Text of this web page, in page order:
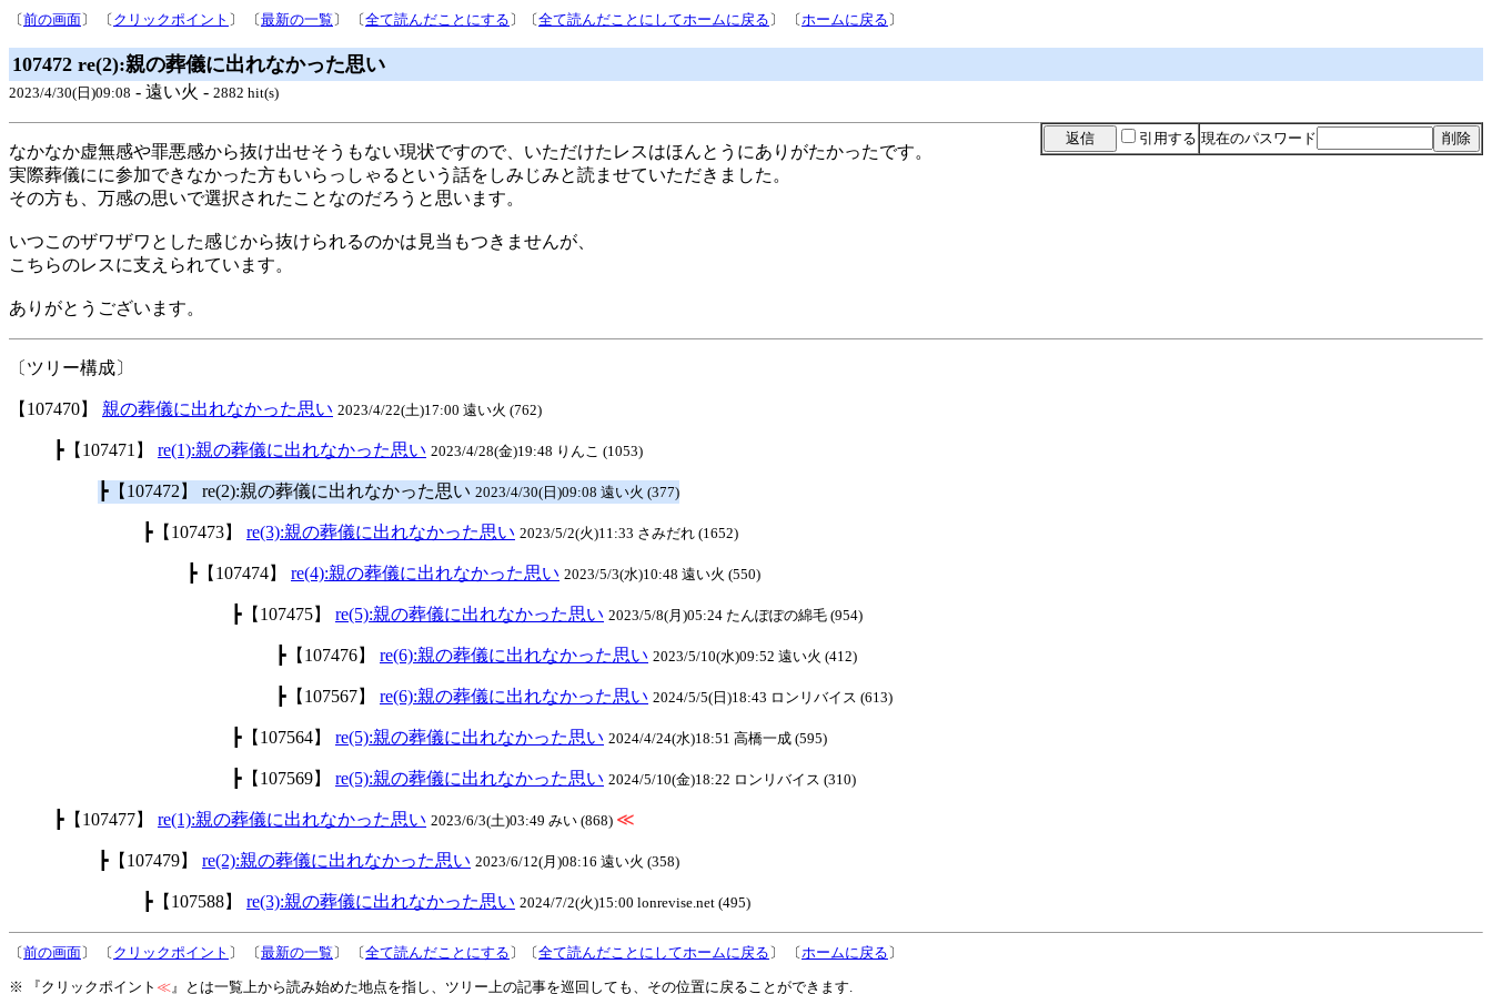
〔前の画面〕 〔 クリックポイント 〕 〔最新の一覧 〕 〔全て読んだことにする 〕〔全て読んだことにしてホームに戻る 〕 〔ホームに戻る 〕
107472 re(2):親の葬儀に出れなかった思い
2023/4/30(日)09:08 - 遠い火 - 2882 hit(s)
引用する 現在のパスワード
なかなか虚無感や罪悪感から抜け出せそうもない現状ですので、いただけたレスはほんとうにありがたかったです。
実際葬儀にに参加できなかった方もいらっしゃるという話をしみじみと読ませていただきました。
その方も、万感の思いで選択されたことなのだろうと思います。
いつこのザワザワとした感じから抜けられるのかは見当もつきませんが、
こちらのレスに支えられています。
ありがとうございます。
〔ツリー構成〕
【107470】 親の葬儀に出れなかった思い 2023/4/22(土)17:00 遠い火 (762)
┣【107471】 re(1):親の葬儀に出れなかった思い 2023/4/28(金)19:48 りんこ (1053)
┣【107472】 re(2):親の葬儀に出れなかった思い 2023/4/30(日)09:08 遠い火 (377)
┣【107473】 re(3):親の葬儀に出れなかった思い 2023/5/2(火)11:33 さみだれ (1652)
┣【107474】 re(4):親の葬儀に出れなかった思い 2023/5/3(水)10:48 遠い火 (550)
┣【107475】 re(5):親の葬儀に出れなかった思い 2023/5/8(月)05:24 たんぽぽの綿毛 (954)
┣【107476】 re(6):親の葬儀に出れなかった思い 2023/5/10(水)09:52 遠い火 (412)
┣【107567】 re(6):親の葬儀に出れなかった思い 2024/5/5(日)18:43 ロンリバイス (613)
┣【107564】 re(5):親の葬儀に出れなかった思い 2024/4/24(水)18:51 高橋一成 (595)
┣【107569】 re(5):親の葬儀に出れなかった思い 2024/5/10(金)18:22 ロンリバイス (310)
┣【107477】 re(1):親の葬儀に出れなかった思い 2023/6/3(土)03:49 みい (868) ≪
┣【107479】 re(2):親の葬儀に出れなかった思い 2023/6/12(月)08:16 遠い火 (358)
┣【107588】 re(3):親の葬儀に出れなかった思い 2024/7/2(火)15:00 lonrevise.net (495)
〔前の画面〕 〔 クリックポイント 〕 〔最新の一覧 〕 〔全て読んだことにする 〕〔全て読んだことにしてホームに戻る 〕 〔ホームに戻る 〕
※ 『クリックポイント ≪』とは一覧上から読み始めた地点を指し、ツリー上の記事を巡回しても、その位置に戻ることができます.